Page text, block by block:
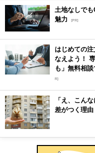
土地なしで
魅力
[PR]
はじめての
なえよう！
も」無料相
R]
「え、こん
差がつく理由